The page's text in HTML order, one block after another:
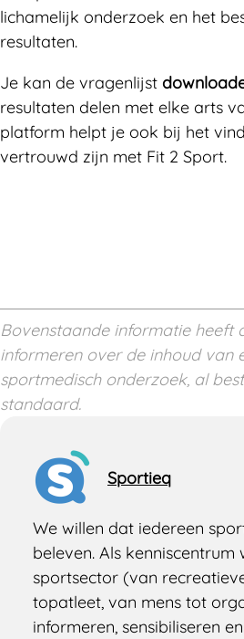
lichamelijk onderzoek en het
resultaten.
Je kan de vragenlijst
resultaten delen met elke arts
platform helpt je ook bij het
vertrouwd zijn met Fit 2 Sport.
Bovenstaande informatie heeft
informeren over de inhoud van
sportmedisch onderzoek, al
standaard.
Sportieq
We willen dat iedereen
beleven. Als kenniscentrum
sportsector (van
topatleet, van mens tot
informeren, sensibiliseren